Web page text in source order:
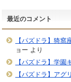
最近のコメント
【パズドラ】猗
ョー より
【パズドラ】学園
【パズドラ】アグ